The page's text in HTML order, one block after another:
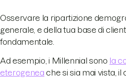
Osservare la ripartizione
generale, e della tua base di
fondamentale.
Ad esempio, i Millennial sono la
eterogenea che si sia mai vista, il